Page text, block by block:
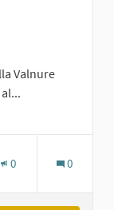
Valnure
0 0